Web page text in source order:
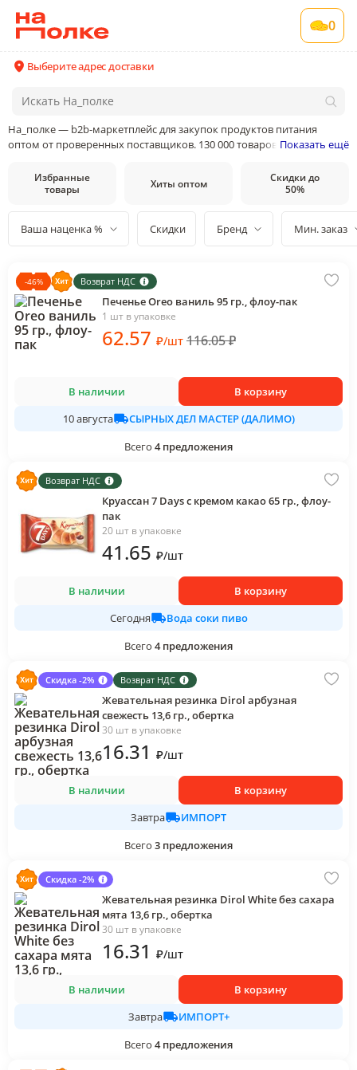
0
Выберите адрес доставки
На_полке — b2b-маркетплейс для закупок продуктов питания
оптом от проверенных поставщиков. 130 000 товаров от 400Показать ещё
Избранные
товары
Хиты оптом
Скидки до
50%
Ваша наценка % Скидки Бренд Мин. заказ
-46% Возврат НДС
Печенье Oreo ваниль 95 гр., флоу-пак
1 шт в упаковке
62.57 ₽/шт 116.05₽
В наличии
В корзину
10 августа
СЫРНЫХ ДЕЛ МАСТЕР (ДАЛИМО)
Всего 4 предложения
Возврат НДС
Круассан 7 Days с кремом какао 65 гр., флоу-
пак
20 шт в упаковке
41.65 ₽/шт
В наличии
В корзину
Сегодня
Вода соки пиво
Всего 4 предложения
Скидка -2% Возврат НДС
Жевательная резинка Dirol арбузная
свежесть 13,6 гр., обертка
30 шт в упаковке
16.31 ₽/шт
В наличии
В корзину
Завтра
ИМПОРТ
Всего 3 предложения
Скидка -2%
Жевательная резинка Dirol White без сахара
мята 13,6 гр., обертка
30 шт в упаковке
16.31 ₽/шт
В наличии
В корзину
Завтра
ИМПОРТ+
Всего 4 предложения